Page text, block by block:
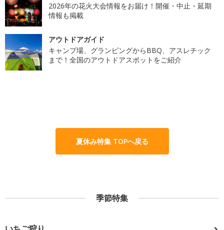
2026年の花火大会情報をお届け！開催・中止・延期
情報も掲載
アウトドアガイド
キャンプ場、グランピングからBBQ、アスレチック
まで！全国のアウトドアスポットをご紹介
夏休み特集 TOPへ戻る
季節特集